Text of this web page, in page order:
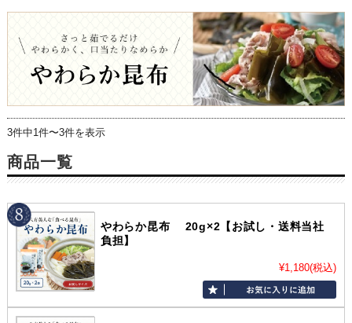
3件中1件〜3件を表示
商品一覧
やわらか昆布 20g×2【お試し・送料当社
負担】
¥1,180(税込)